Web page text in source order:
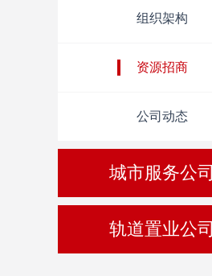
组织架构
资源招商
公司动态
城市服务公司
轨道置业公司